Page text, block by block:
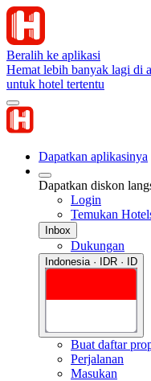
Beralih ke aplikasi
Hemat lebih banyak lagi di
untuk hotel tertentu
Dapatkan aplikasinya
Dapatkan diskon
Login
Temukan
Inbox
Dukungan
Indonesia · IDR · ID
Buat daftar
Perjalanan
Masukan